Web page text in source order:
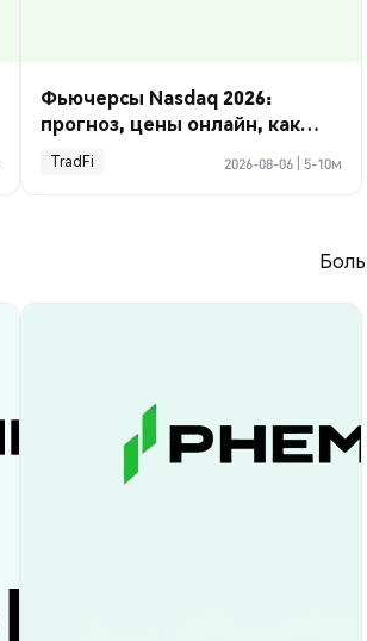
Фьючерсы Nasdaq 2026:
прогноз, цены онлайн, как
торговать
TradFi 2026-08-06 5-10м